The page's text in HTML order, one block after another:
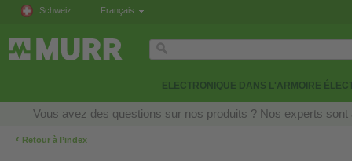
Schweiz Français
ELECTRONIQUE DANS L'ARMOIRE
Vous avez des questions sur nos produits ? Nos experts
‹ Retour à l’index